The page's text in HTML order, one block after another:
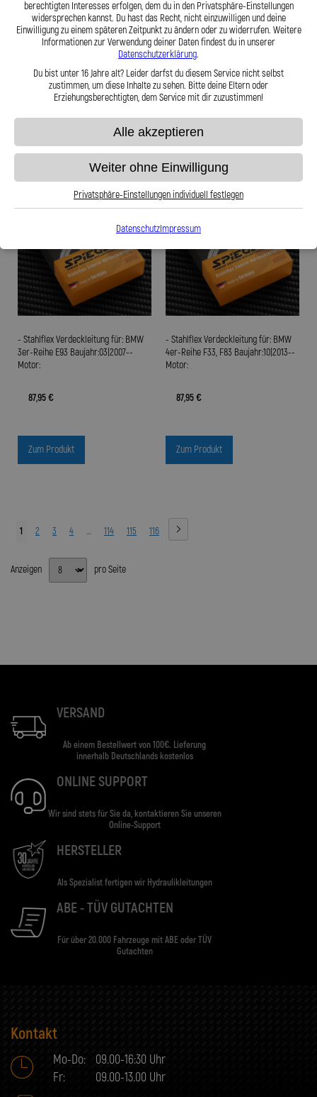
- Stahlflex Verdeckleitung für: BMW
3er-Reihe E36 Baujahr:10|1995-
04|1999 Motor:3.2 M3
87,95 €
- Stahlflex Verdeckleitung für: BMW
3er-Reihe E46 Baujahr:04|2000--
Motor:
87,95 €
Zum Produkt
- Stahlflex Verdeckleitung für: BMW
3er-Reihe E93 Baujahr:03|2007--
Motor:
87,95 €
Zum Produkt
- Stahlflex Verdeckleitung für: BMW
4er-Reihe F33, F83 Baujahr:10|2013--
Motor:
87,95 €
Zum Produkt
1 2 3 4 … 114 115 116
Anzeigen pro Seite
VERSAND
Ab einem Bestellwert von 100€. Lieferung
innerhalb Deutschlands kostenlos
ONLINE SUPPORT
Wir sind stets für Sie da, kontaktieren Sie unseren
Online-Support
HERSTELLER
Als Spezialist fertigen wir Hydraulikleitungen
ABE - TÜV GUTACHTEN
Für über 20.000 Fahrzeuge mit ABE oder TÜV
Gutachten
Kontakt
Mo-Do:
09.00-16:30 Uhr
Fr:
09.00-13.00 Uhr
berechtigten Interesses erfolgen, dem du in den Privatsphäre-Einstellungen
widersprechen kannst. Du hast das Recht, nicht einzuwilligen und deine
Einwilligung zu einem späteren Zeitpunkt zu ändern oder zu widerrufen. Weitere
Informationen zur Verwendung deiner Daten findest du in unserer
Datenschutzerklärung.
Du bist unter 16 Jahre alt? Leider darfst du diesem Service nicht selbst
zustimmen, um diese Inhalte zu sehen. Bitte deine Eltern oder
Erziehungsberechtigten, dem Service mit dir zuzustimmen!
Alle akzeptieren
Weiter ohne Einwilligung
Privatsphäre-Einstellungen individuell festlegen
DatenschutzImpressum